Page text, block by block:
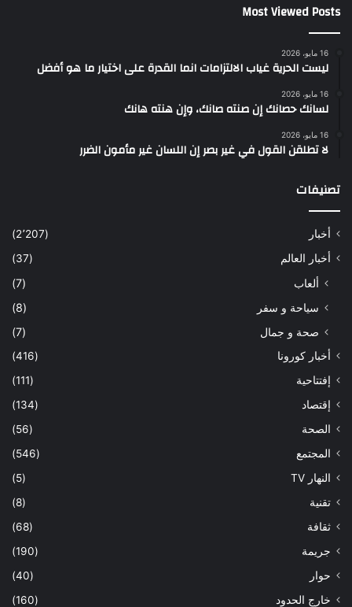
Most Viewed Posts
16 مايو، 2026
ليست الحرية غياب الالتزامات انما القدرة على اختيار ما هو أفضل
16 مايو، 2026
لسانك حصانك إن صنته صانك، وإن هنته هانك
16 مايو، 2026
لا تطلقن القول في غير بصر إن اللسان غير مأمون الضرر
تصنيفات
أخبار
(2٬207)
أخبار العالم
(37)
ألعاب
(7)
سياحة و سفر
(8)
صحة و جمال
(7)
أخبار كورونا
(416)
إفتتاحية
(111)
إقتصاد
(134)
الصحة
(56)
المجتمع
(546)
النهار TV
(5)
تقنية
(8)
ثقافة
(68)
جريمة
(190)
حوار
(40)
خارج الحدود
(160)